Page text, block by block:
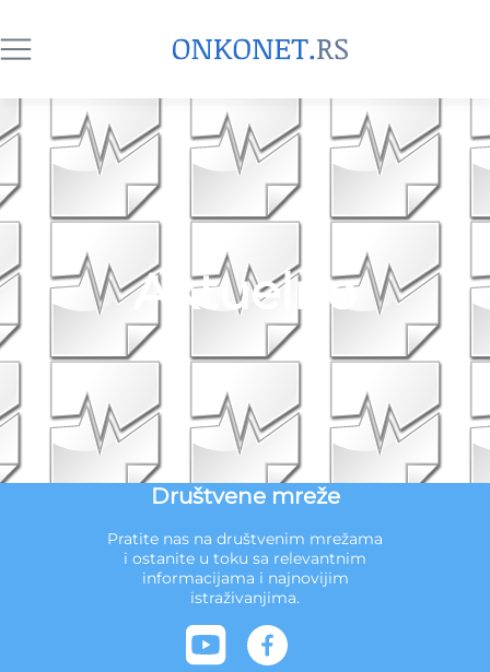
Aktuelno
Društvene mreže
Pratite nas na društvenim mrežama
i ostanite u toku sa relevantnim
informacijama i najnovijim
istraživanjima.